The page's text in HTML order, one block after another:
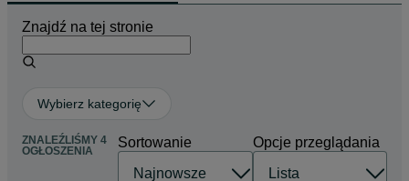
Znajdź na tej stronie
Wybierz kategorię
ZNALEŹLIŚMY 4
OGŁOSZENIA
Sortowanie Opcje przeglądania